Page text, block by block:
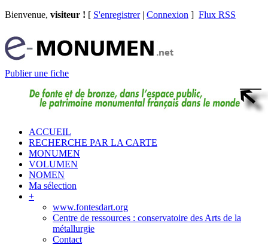
Bienvenue, visiteur ! [ S'enregistrer| Connexion ] Flux RSS
Publier une fiche
ACCUEIL
RECHERCHE PAR LA CARTE
MONUMEN
VOLUMEN
NOMEN
Ma sélection
+
www.fontesdart.org
Centre de ressources : conservatoire des Arts de la
métallurgie
Contact